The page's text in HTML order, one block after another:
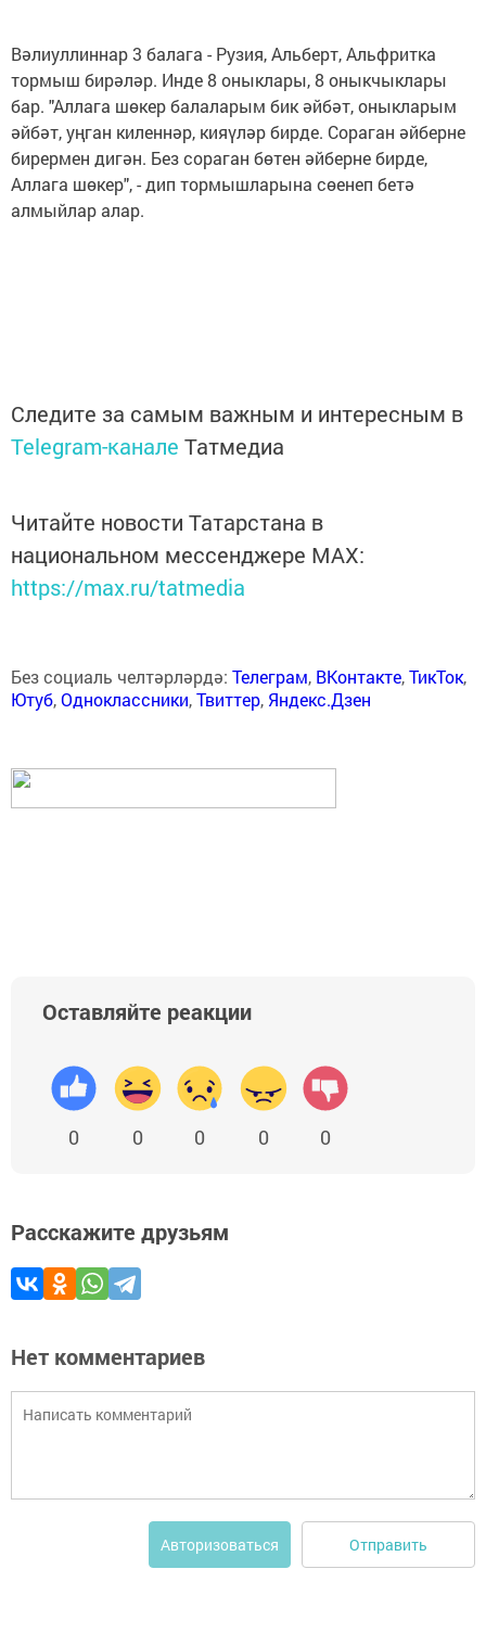
Вәлиуллиннар 3 балага - Рузия, Альберт, Альфритка
тормыш бирәләр. Инде 8 оныклары, 8 оныкчыклары
бар. "Аллага шөкер балаларым бик әйбәт, оныкларым
әйбәт, уңган киленнәр, кияүләр бирде. Сораган әйберне
бирермен дигән. Без сораган бөтен әйберне бирде,
Аллага шөкер", - дип тормышларына сөенеп бетә
алмыйлар алар.
Следите за самым важным и интересным в
Telegram-канале Татмедиа
Читайте новости Татарстана в
национальном мессенджере MАХ:
https://max.ru/tatmedia
Без социаль челтәрләрдә: Телеграм, ВКонтакте,ТикТок,
Ютуб,Одноклассники,Твиттер, Яндекс.Дзен
Оставляйте реакции
0 0 0 0 0
Расскажите друзьям
Нет комментариев
Авторизоваться Отправить